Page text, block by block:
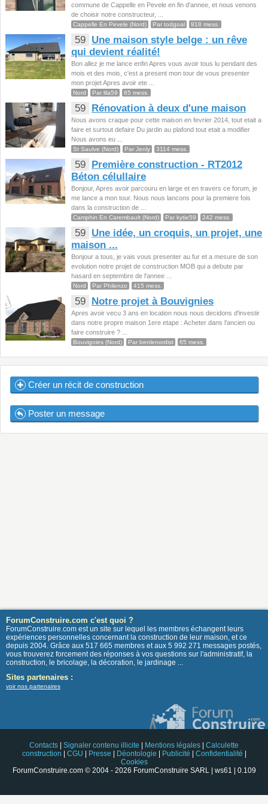
commune de Cappelle en Pevele en fin d'annee, et nous venons
de choisir notre constructeur, ...
Cappelle En Pevele (Nord) Par todgoal 918 mess.
59 Une maison style belge : un rêve
qui devient réalité!
Bon allez je me lance enfin Apres vous avoir tous lu pendant des
mois et des mois, c'est a present mon tour de vous presenter
mon projet Apres avoir ete ...
Nord Par lila59 65 mess.
59 Rénovation à deux d'une maison
Nous avons craque pour cette maison en fevrier 2014, tout etait a
faire et surtout defaire Du jardin au plafond tout etait a modifier
Nous avons eu ...
St Saulve (Nord) Par Jenly 3114 mess.
59
Première construction - RT2012
Béton célullaire
Bonjour, Apres avoir parcouru en large et en travers ce forum, je
me lance a mon tour. Nous nous lancons pour la premiere fois
dans la construction de ...
Camphin En Carembault (Nord) Par kytie59 242 mess.
59 Une idée, un croquis, un projet, une
maison ...
Bonjour a tous, je vais vous presenter au fur et a mesure de son
evolution notre projet de construction MOB qui a debute par
hasard en septembre de l'annee ...
Nord Par Philenzo 415 mess.
59 Notre projet à Bouvignies
Apres avoir vecu 3 ans en location nous nous decidons d'investir
dans notre propre maison 1ere etape : Acheter dans l'ancien ou
faire construire ? ...
Bouvignies (Nord) Par benlenordist 65 mess.
Créer un récit de construction
Poster un message
ForumConstruire.com c'est quoi ?
ForumConstruire.com est un site sur lequel les membres échangent leurs
expériences personnelles concernant la construction de leur maison, et ce
depuis 2004. Grâce aux 517 665 membres et aux 5 992 271 messages postés,
vous trouverez forcement des réponses à vos questions sur l'administratif, la
construction, le bricolage, la décoration, le jardinage ...
Sites partenaires :
voir nos partenaires
Contacts Signaler contenu illicite Mentions légales
Calculette
construction
CGU Presse Déontologie Publicité Confidentialité
Cookies
ForumConstruire.com © 2004 - 2026 ForumConstruire SARL | ws61 | 0.109